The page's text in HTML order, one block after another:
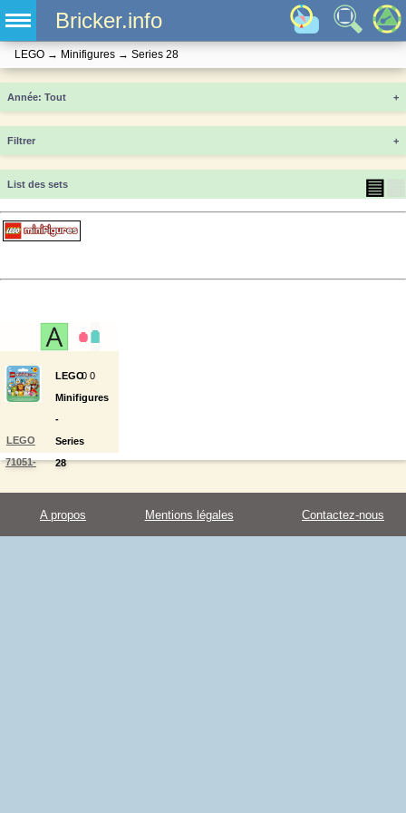
Bricker.info
LEGO → Minifigures → Series 28
Année +
Filtrer +
List des sets ▤
LEGO
71051-
LEGO
Minifigures
-
Series
28
00
A propos Mentions légales Contactez-nous